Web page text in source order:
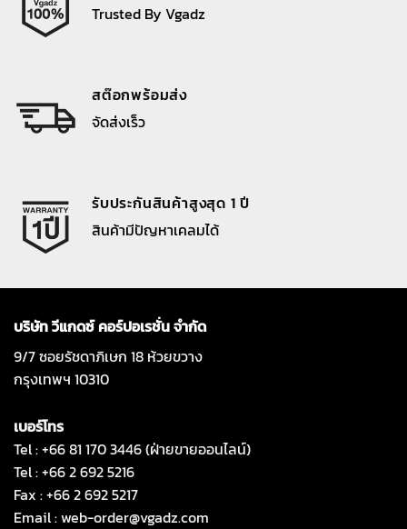
Trusted By Vgadz
สต๊อกพร้อมส่ง
จัดส่งเร็ว
รับประกันสินค้าสูงสุด 1 ปี
สินค้ามีปัญหาเคลมได้
บริษัท วีแกดซ์ คอร์ปอเรชั่น จำกัด
9/7 ซอยรัชดาภิเษก 18 ห้วยขวาง
กรุงเทพฯ 10310
เบอร์โทร
Tel : +66 81 170 3446 (ฝ่ายขายออนไลน์)
Tel : +66 2 692 5216
Fax : +66 2 692 5217
Email :web-order@vgadz.com